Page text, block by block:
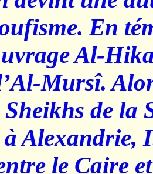
En
Al-
Mursî.
de la
à Alexandrie,
le Caire